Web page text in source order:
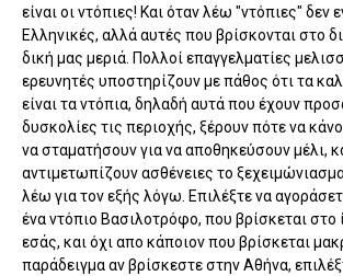
είναι οι ντόπιες! Και όταν λέω "ντόπιες" δεν
Ελληνικές, αλλά αυτές που βρίσκονται στο
δική μας μεριά. Πολλοί επαγγελματίες
ερευνητές υποστηρίζουν με πάθος ότι τα
είναι τα ντόπια, δηλαδή αυτά που έχουν
δυσκολίες τις περιοχής, ξέρουν πότε να
να σταματήσουν για να αποθηκεύσουν μέλι,
αντιμετωπίζουν ασθένειες το
λέω για τον εξής λόγω. Επιλέξτε να
ένα ντόπιο Βασιλοτρόφο, που βρίσκεται στο
εσάς, και όχι απο κάποιον που βρίσκεται
παράδειγμα αν βρίσκεστε στην Αθήνα,